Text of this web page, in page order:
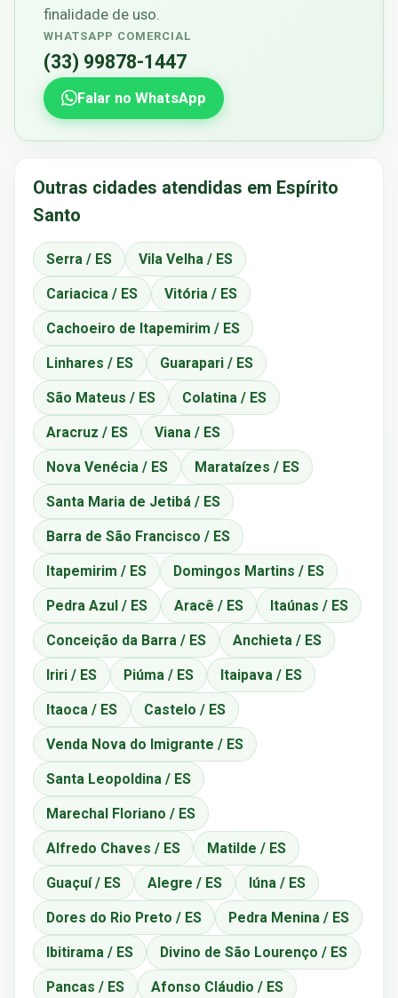
finalidade de uso.
WHATSAPP COMERCIAL
(33) 99878-1447
Falar no WhatsApp
Outras cidades atendidas em Espírito
Santo
Serra / ES Vila Velha / ES
Cariacica / ES Vitória / ES
Cachoeiro de Itapemirim / ES
Linhares / ES Guarapari / ES
São Mateus / ES Colatina / ES
Aracruz / ES Viana / ES
Nova Venécia / ES Marataízes / ES
Santa Maria de Jetibá / ES
Barra de São Francisco / ES
Itapemirim / ES Domingos Martins / ES
Pedra Azul / ES Aracê / ES Itaúnas / ES
Conceição da Barra / ES Anchieta / ES
Iriri / ES Piúma / ES Itaipava / ES
Itaoca / ES Castelo / ES
Venda Nova do Imigrante / ES
Santa Leopoldina / ES
Marechal Floriano / ES
Alfredo Chaves / ES Matilde / ES
Guaçuí / ES Alegre / ES Iúna / ES
Dores do Rio Preto / ES Pedra Menina / ES
Ibitirama / ES Divino de São Lourenço / ES
Pancas / ES Afonso Cláudio / ES